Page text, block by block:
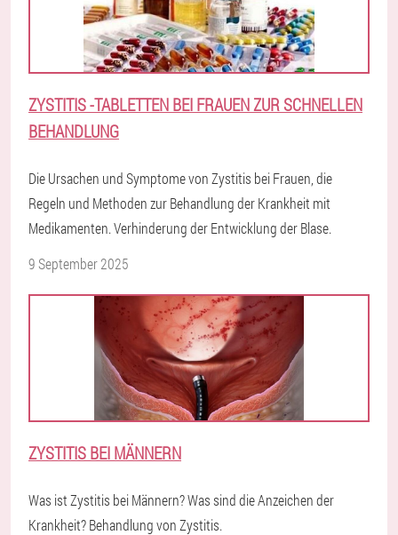
ZYSTITIS -TABLETTEN BEI FRAUEN ZUR SCHNELLEN
BEHANDLUNG
Die Ursachen und Symptome von Zystitis bei Frauen, die
Regeln und Methoden zur Behandlung der Krankheit mit
Medikamenten. Verhinderung der Entwicklung der Blase.
9 September 2025
ZYSTITIS BEI MÄNNERN
Was ist Zystitis bei Männern? Was sind die Anzeichen der
Krankheit? Behandlung von Zystitis.